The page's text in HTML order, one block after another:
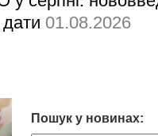
01.08.2026
Пошук у новинах: